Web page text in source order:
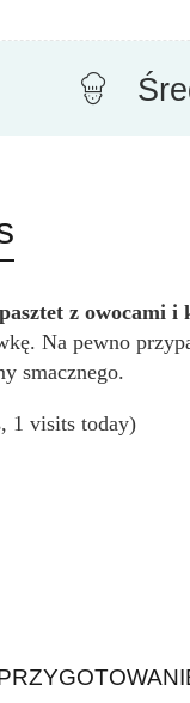
pasztet z owocami i
Na pewno
smacznego.
1 visits today)